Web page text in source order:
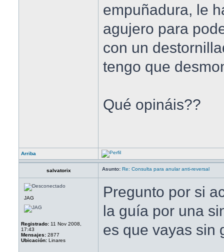
empuñadura, le
agujero para
con un
tengo que
Qué opináis??
Arriba
salvatorix Asunto: Re: Consulta para anular anti-reversal
JAG
Registrado: 11 Nov 2008,
17:43
Mensajes: 2877
Ubicación: Linares
Pregunto por si
la guía por una
es que vayas sin